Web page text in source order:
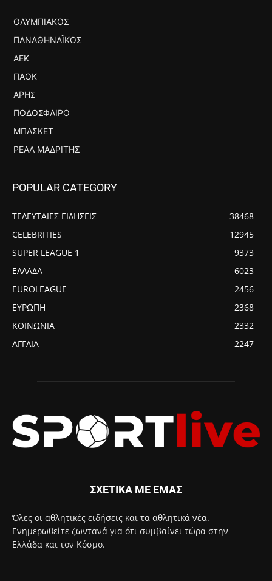
ΟΛΥΜΠΙΑΚΌΣ
ΠΑΝΑΘΗΝΑΪΚΌΣ
ΑΕΚ
ΠΑΟΚ
ΆΡΗΣ
ΠΟΔΌΣΦΑΙΡΟ
ΜΠΆΣΚΕΤ
ΡΕΆΛ ΜΑΔΡΊΤΗΣ
POPULAR CATEGORY
ΤΕΛΕΥΤΑΙΕΣ ΕΙΔΗΣΕΙΣ
38468
CELEBRITIES
12945
SUPER LEAGUE 1
9373
ΕΛΛΑΔΑ
6023
EUROLEAGUE
2456
ΕΥΡΩΠΗ
2368
ΚΟΙΝΩΝΙΑ
2332
ΑΓΓΛΙΑ
2247
ΣΧΕΤΙΚΑ ΜΕ ΕΜΑΣ
Όλες οι αθλητικές ειδήσεις και τα αθλητικά νέα.
Ενημερωθείτε ζωντανά για ότι συμβαίνει τώρα στην
Ελλάδα και τον Κόσμο.